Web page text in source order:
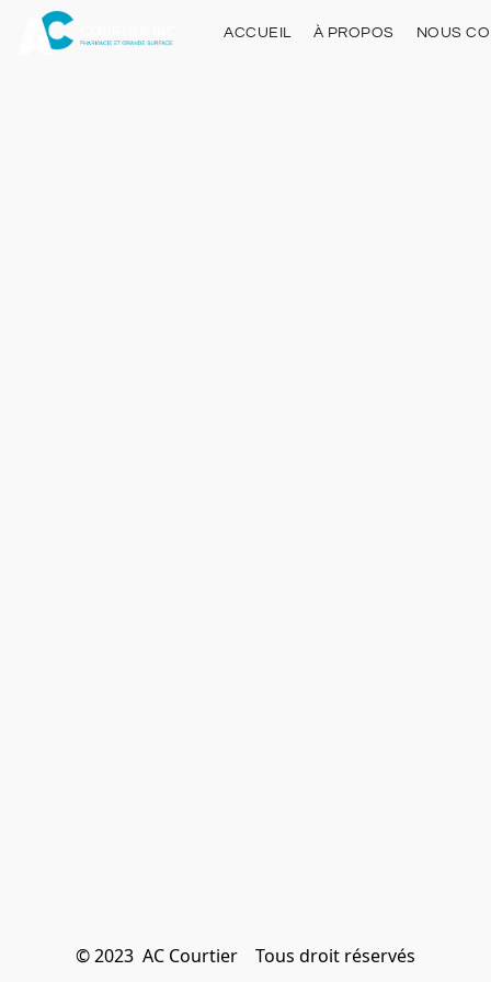
ACCUEIL À PROPOS NOUS
© 2023  AC Courtier    Tous droit réservés